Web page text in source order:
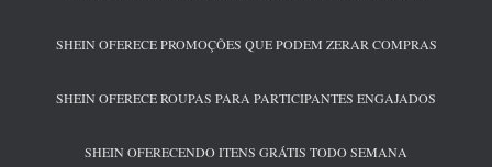
SHEIN OFERECE PROMOÇÕES QUE PODEM ZERAR COMPRAS
SHEIN OFERECE ROUPAS PARA PARTICIPANTES ENGAJADOS
SHEIN OFERECENDO ITENS GRÁTIS TODO SEMANA